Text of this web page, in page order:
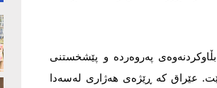
پەروەردە و پێشخستنی
عێراق کە ڕێژەی هەژاری لەسەدا